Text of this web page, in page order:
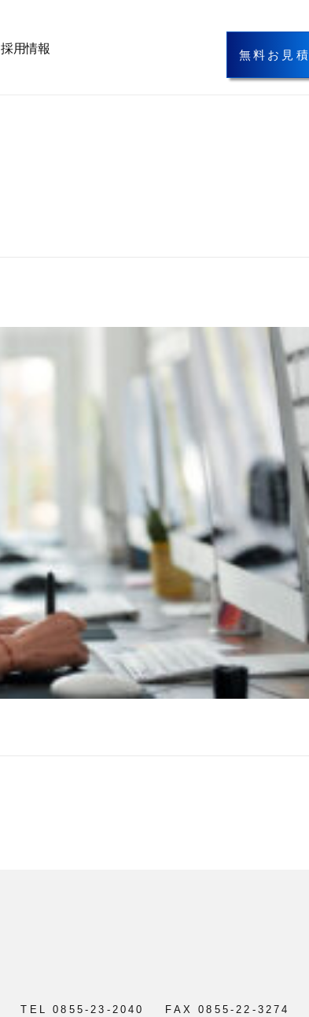
採用情報 無料お見積
TEL 0855-23-2040
FAX 0855-22-3274